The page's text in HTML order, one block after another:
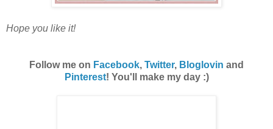
Hope you like it!
Follow me on Facebook, Twitter, Bloglovin and
Pinterest! You'll make my day :)